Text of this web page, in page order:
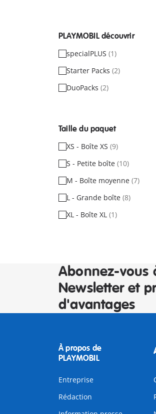
PLAYMOBIL découvrir
specialPLUS (1)
Starter Packs (2)
DuoPacks (2)
Taille du paquet
XS - Boîte XS (9)
S - Petite boîte (10)
M - Boîte moyenne (7)
L - Grande boîte (8)
XL - Boîte XL (1)
Abonnez-vous
Newsletter et
d'avantages
À propos de
PLAYMOBIL
Entreprise
Rédaction